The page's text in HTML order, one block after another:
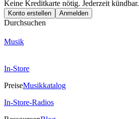
Keine Kreditkarte nötig. Jederzeit kündbar.
Konto erstellen Anmelden
Durchsuchen
Musik
In-Store
PreiseMusikkatalog
In-Store-Radios